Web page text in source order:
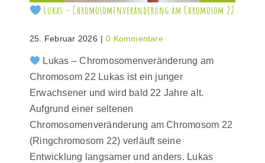
Lukas – Chromosomenveränderung am Chromosom 22
25. Februar 2026 | 0 Kommentare
Lukas – Chromosomenveränderung am
Chromosom 22 Lukas ist ein junger
Erwachsener und wird bald 22 Jahre alt.
Aufgrund einer seltenen
Chromosomenveränderung am Chromosom 22
(Ringchromosom 22) verläuft seine
Entwicklung langsamer und anders. Lukas